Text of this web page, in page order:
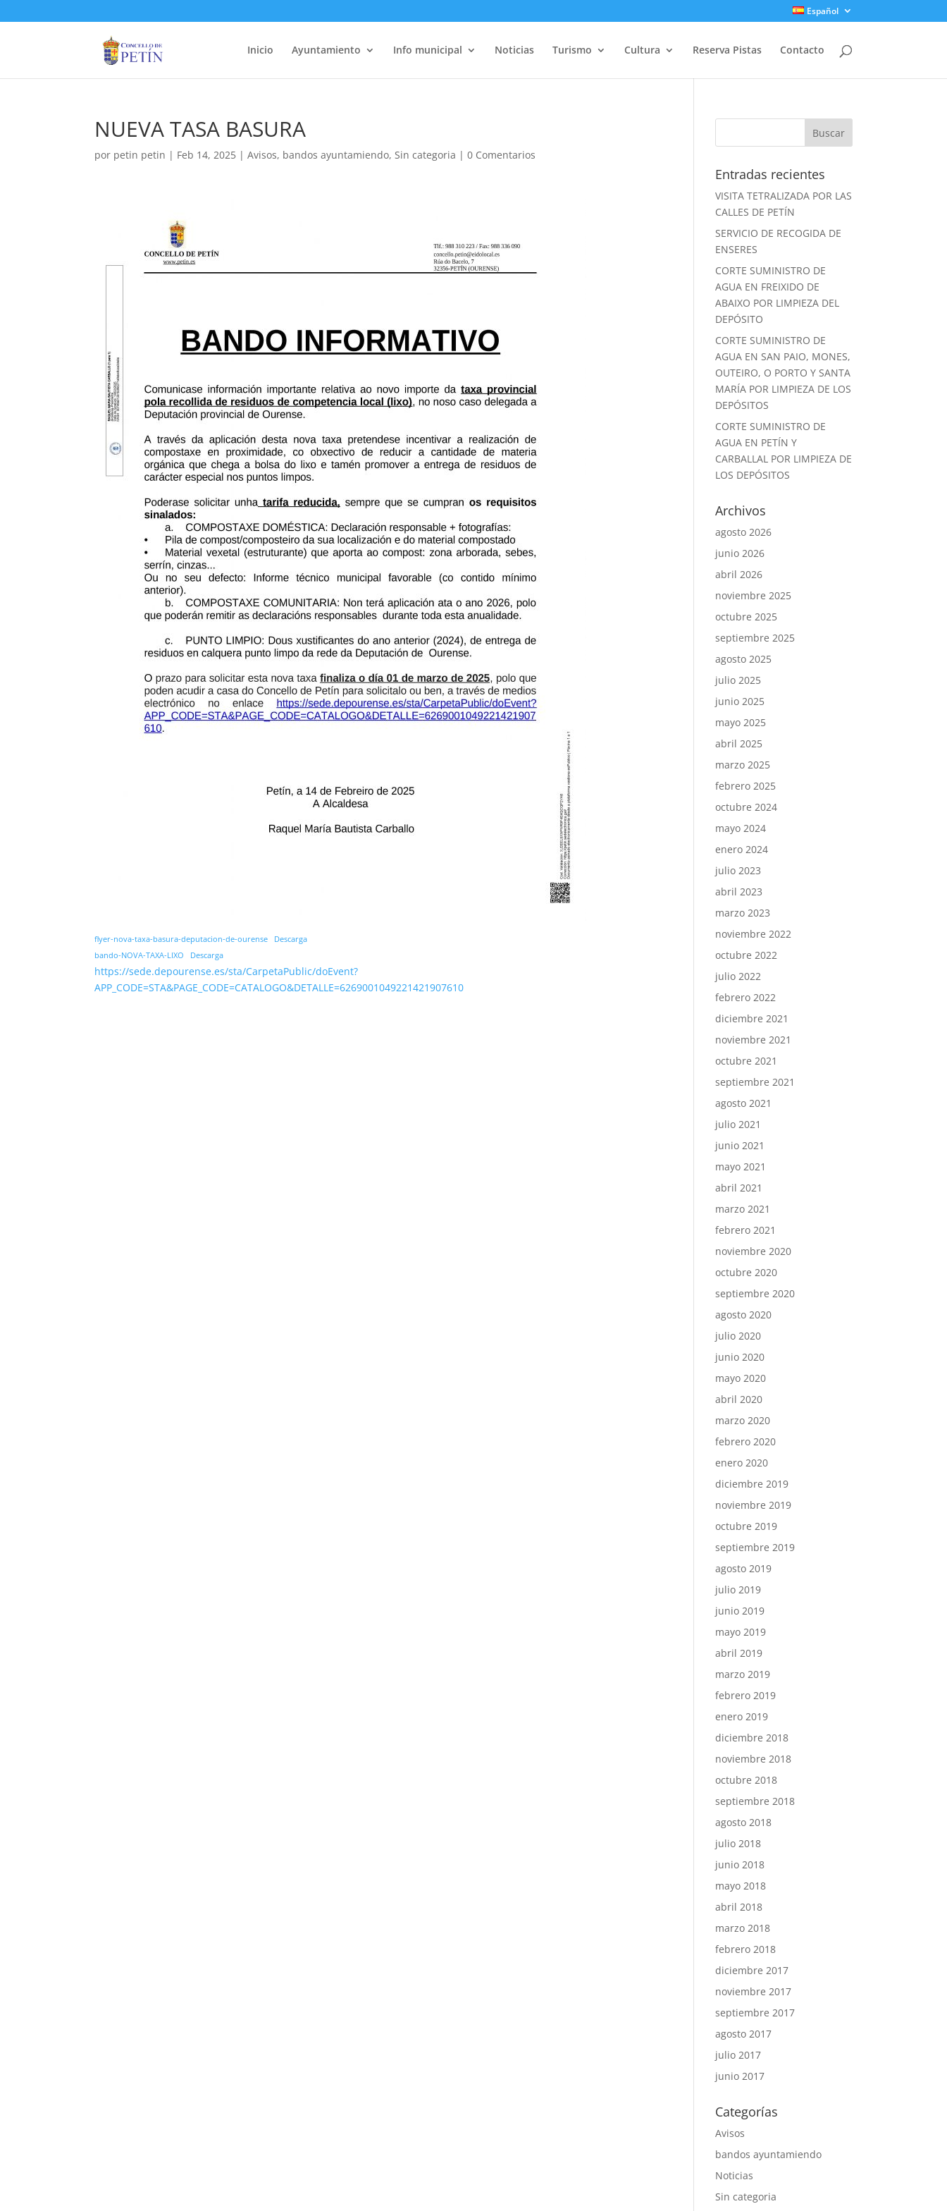
Español
Inicio Ayuntamiento Info municipal Noticias Turismo Cultura Reserva Pistas Contacto
NUEVA TASA BASURA
por petin petin | Feb 14, 2025 |Avisos, bandos ayuntamiendo,Sin categoria |0 Comentarios
flyer-nova-taxa-basura-deputacion-de-ourense
Descarga
bando-NOVA-TAXA-LIXO
Descarga
https://sede.depourense.es/sta/CarpetaPublic/doEvent?
APP_CODE=STA&PAGE_CODE=CATALOGO&DETALLE=6269001049221421907610
Entradas recientes
VISITA TETRALIZADA POR LAS
CALLES DE PETÍN
SERVICIO DE RECOGIDA DE
ENSERES
CORTE SUMINISTRO DE
AGUA EN FREIXIDO DE
ABAIXO POR LIMPIEZA DEL
DEPÓSITO
CORTE SUMINISTRO DE
AGUA EN SAN PAIO, MONES,
OUTEIRO, O PORTO Y SANTA
MARÍA POR LIMPIEZA DE LOS
DEPÓSITOS
CORTE SUMINISTRO DE
AGUA EN PETÍN Y
CARBALLAL POR LIMPIEZA DE
LOS DEPÓSITOS
Archivos
agosto 2026
junio 2026
abril 2026
noviembre 2025
octubre 2025
septiembre 2025
agosto 2025
julio 2025
junio 2025
mayo 2025
abril 2025
marzo 2025
febrero 2025
octubre 2024
mayo 2024
enero 2024
julio 2023
abril 2023
marzo 2023
noviembre 2022
octubre 2022
julio 2022
febrero 2022
diciembre 2021
noviembre 2021
octubre 2021
septiembre 2021
agosto 2021
julio 2021
junio 2021
mayo 2021
abril 2021
marzo 2021
febrero 2021
noviembre 2020
octubre 2020
septiembre 2020
agosto 2020
julio 2020
junio 2020
mayo 2020
abril 2020
marzo 2020
febrero 2020
enero 2020
diciembre 2019
noviembre 2019
octubre 2019
septiembre 2019
agosto 2019
julio 2019
junio 2019
mayo 2019
abril 2019
marzo 2019
febrero 2019
enero 2019
diciembre 2018
noviembre 2018
octubre 2018
septiembre 2018
agosto 2018
julio 2018
junio 2018
mayo 2018
abril 2018
marzo 2018
febrero 2018
diciembre 2017
noviembre 2017
septiembre 2017
agosto 2017
julio 2017
junio 2017
Categorías
Avisos
bandos ayuntamiendo
Noticias
Sin categoria